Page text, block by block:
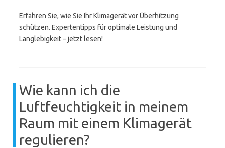
Erfahren Sie, wie Sie Ihr Klimagerät vor Überhitzung
schützen. Expertentipps für optimale Leistung und
Langlebigkeit – jetzt lesen!
Wie kann ich die
Luftfeuchtigkeit in meinem
Raum mit einem Klimagerät
regulieren?